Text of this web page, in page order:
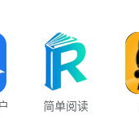
简单阅读